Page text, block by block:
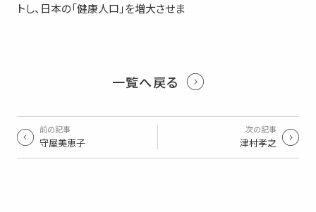
トし、日本の「健康人口」を増大させま
一覧へ戻る
前の記事
守屋美恵子
次の記事
津村孝之